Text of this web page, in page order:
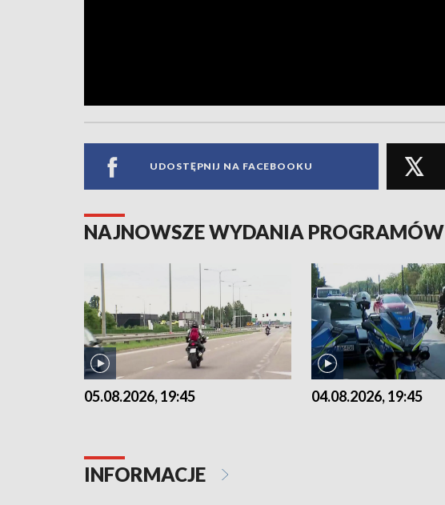
UDOSTĘPNIJ NA FACEBOOKU
NAJNOWSZE WYDANIA PROGRAMÓW
05.08.2026, 19:45 04.08.2026, 19:45
INFORMACJE